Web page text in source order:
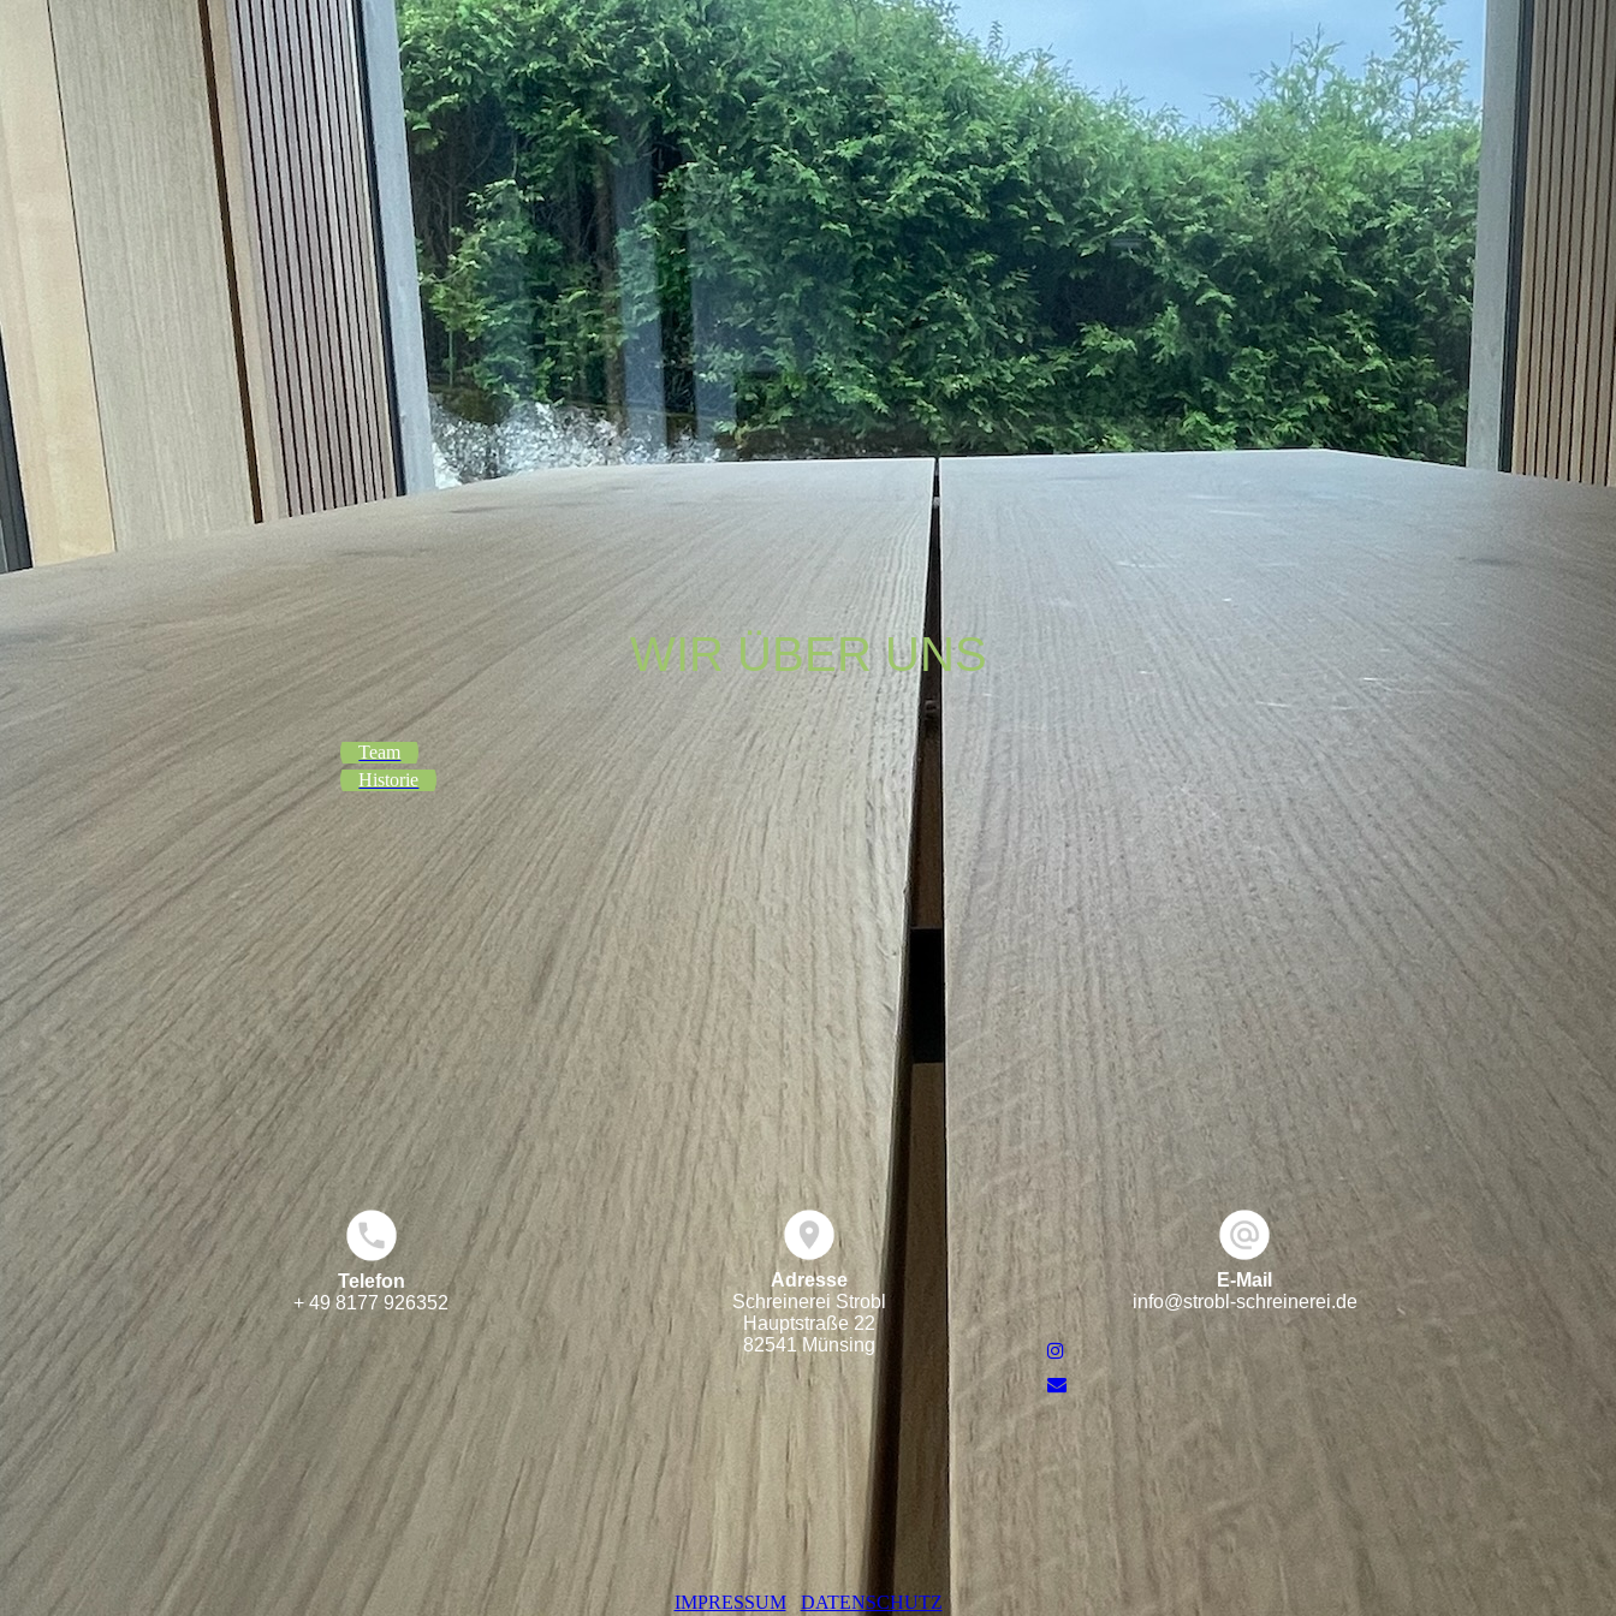
WIR ÜBER UNS
Team
Historie
Telefon
+ 49 8177 926352
Adresse
Schreinerei Strobl
Hauptstraße 22
82541 Münsing
E-Mail
info@strobl-schreinerei.de
IMPRESSUM DATENSCHUTZ